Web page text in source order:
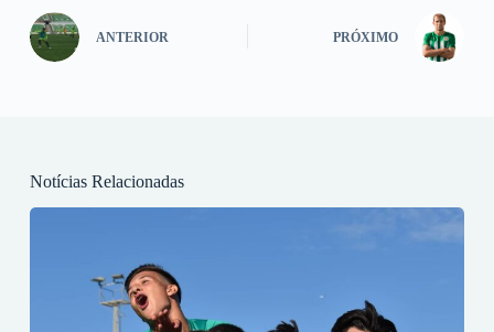
ANTERIOR PRÓXIMO
Notícias Relacionadas